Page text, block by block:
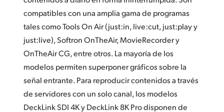
compatibles con una amplia gama de programas
tales como Tools On Air (just:in, live:cut, just:play y
just:live), Softron OnTheAir, MovieRecorder y
OnTheAir CG, entre otros. La mayoría de los
modelos permiten superponer gráficos sobre la
señal entrante. Para reproducir contenidos a través
de servidores con un solo canal, los modelos
DeckLink SDI 4K y DeckLink 8K Pro disponen de